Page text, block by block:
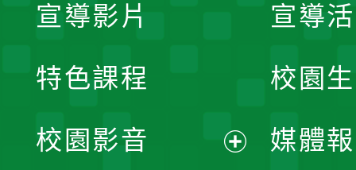
宣導
校園
媒體
宣導影片
特色課程
校園影音